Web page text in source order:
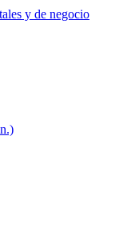
y de negocio